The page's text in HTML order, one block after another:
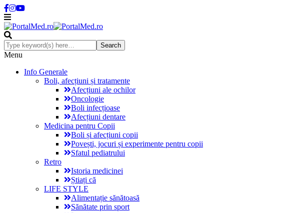
Menu
Info Generale
Boli, afecțiuni și tratamente
Afecțiuni ale ochilor
Oncologie
Boli infecțioase
Afecțiuni dentare
Medicina pentru Copii
Boli și afecțiuni copii
Povești, jocuri și experimente pentru copii
Sfatul pediatrului
Retro
Istoria medicinei
Știați că
LIFE STYLE
Alimentație sănătoasă
Sănătate prin sport